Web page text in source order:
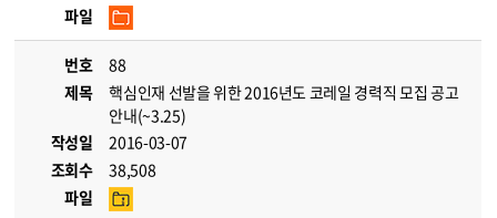
파일
번호
88
제목
핵심인재 선발을 위한 2016년도 코레일 경력직 모집 공고
안내(~3.25)
작성일
2016-03-07
조회수
38,508
파일